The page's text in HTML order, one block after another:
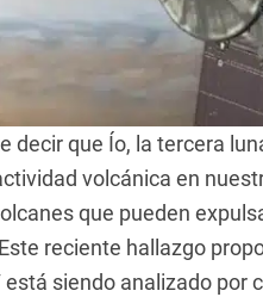
decir que Ío, la tercera
volcánica en
que pueden
reciente hallazgo
está siendo analizado